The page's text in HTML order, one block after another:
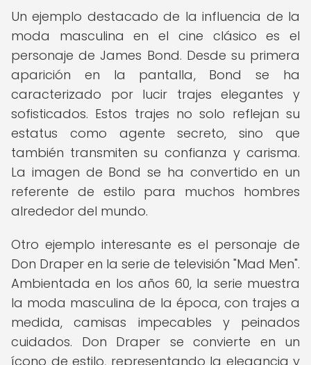
Un ejemplo destacado de la influencia de la
moda masculina en el cine clásico es el
personaje de James Bond. Desde su primera
aparición en la pantalla, Bond se ha
caracterizado por lucir trajes elegantes y
sofisticados. Estos trajes no solo reflejan su
estatus como agente secreto, sino que
también transmiten su confianza y carisma.
La imagen de Bond se ha convertido en un
referente de estilo para muchos hombres
alrededor del mundo.
Otro ejemplo interesante es el personaje de
Don Draper en la serie de televisión "Mad Men".
Ambientada en los años 60, la serie muestra
la moda masculina de la época, con trajes a
medida, camisas impecables y peinados
cuidados. Don Draper se convierte en un
ícono de estilo, representando la elegancia y